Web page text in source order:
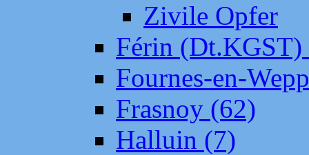
Zivile Opfer
Férin (Dt.KGST)
Fournes-en-
Frasnoy (62)
Halluin (7)